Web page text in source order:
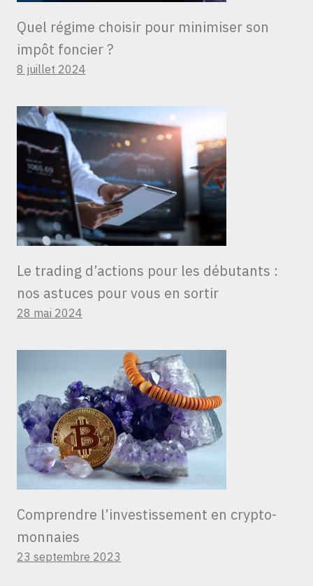
Quel régime choisir pour minimiser son
impôt foncier ?
8 juillet 2024
Le trading d’actions pour les débutants :
nos astuces pour vous en sortir
28 mai 2024
Comprendre l’investissement en crypto-
monnaies
23 septembre 2023